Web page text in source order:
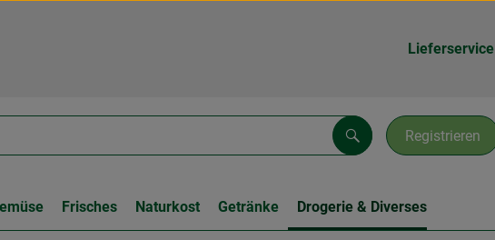
Lieferservice
Registrieren
Suchen
Frisches Naturkost Getränke Drogerie & Diverses